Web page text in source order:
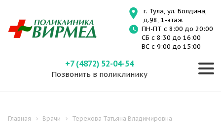
г. Тула, ул. Болдина,
д.98, 1-этаж
ПН-ПТ с 8:00 до 20:00
СБ с 8:30 до 16:00
ВС с 9:00 до 15:00
+7 (4872) 52-04-54
Позвонить в поликлинику
Главная Врачи Терехова Татьяна Владимировна